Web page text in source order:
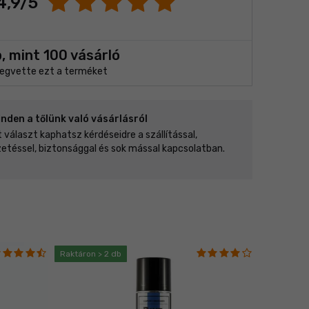
mint 100 vásárló
ezt a terméket
a tőlünk való vásárlásról
választ kaphatsz kérdéseidre a szállítással,
biztonsággal és sok mással kapcsolatban.
Raktáron > 2 db